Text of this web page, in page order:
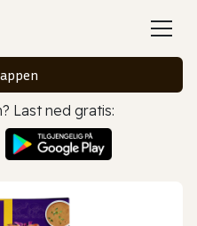
Last ned gratis: